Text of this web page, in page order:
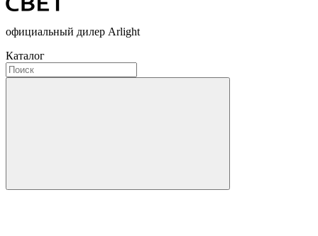
официальный дилер Arlight
Каталог